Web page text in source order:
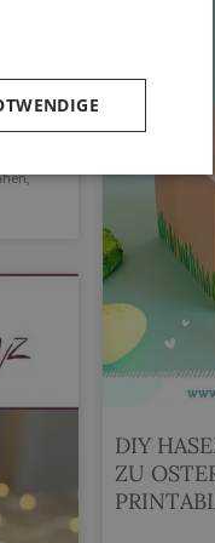
DIY
ZU
,